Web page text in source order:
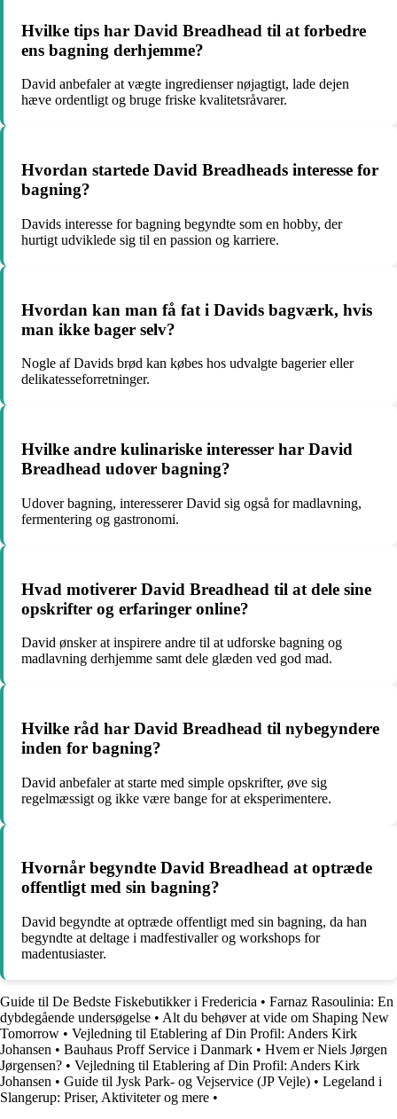
Hvilke tips har David Breadhead til at forbedre
ens bagning derhjemme?
David anbefaler at vægte ingredienser nøjagtigt, lade dejen
hæve ordentligt og bruge friske kvalitetsråvarer.
Hvordan startede David Breadheads interesse for
bagning?
Davids interesse for bagning begyndte som en hobby, der
hurtigt udviklede sig til en passion og karriere.
Hvordan kan man få fat i Davids bagværk, hvis
man ikke bager selv?
Nogle af Davids brød kan købes hos udvalgte bagerier eller
delikatesseforretninger.
Hvilke andre kulinariske interesser har David
Breadhead udover bagning?
Udover bagning, interesserer David sig også for madlavning,
fermentering og gastronomi.
Hvad motiverer David Breadhead til at dele sine
opskrifter og erfaringer online?
David ønsker at inspirere andre til at udforske bagning og
madlavning derhjemme samt dele glæden ved god mad.
Hvilke råd har David Breadhead til nybegyndere
inden for bagning?
David anbefaler at starte med simple opskrifter, øve sig
regelmæssigt og ikke være bange for at eksperimentere.
Hvornår begyndte David Breadhead at optræde
offentligt med sin bagning?
David begyndte at optræde offentligt med sin bagning, da han
begyndte at deltage i madfestivaller og workshops for
madentusiaster.
Guide til De Bedste Fiskebutikker i Fredericia • Farnaz Rasoulinia: En
dybdegående undersøgelse • Alt du behøver at vide om Shaping New
Tomorrow • Vejledning til Etablering af Din Profil: Anders Kirk
Johansen • Bauhaus Proff Service i Danmark • Hvem er Niels Jørgen
Jørgensen? • Vejledning til Etablering af Din Profil: Anders Kirk
Johansen • Guide til Jysk Park- og Vejservice (JP Vejle) • Legeland i
Slangerup: Priser, Aktiviteter og mere •